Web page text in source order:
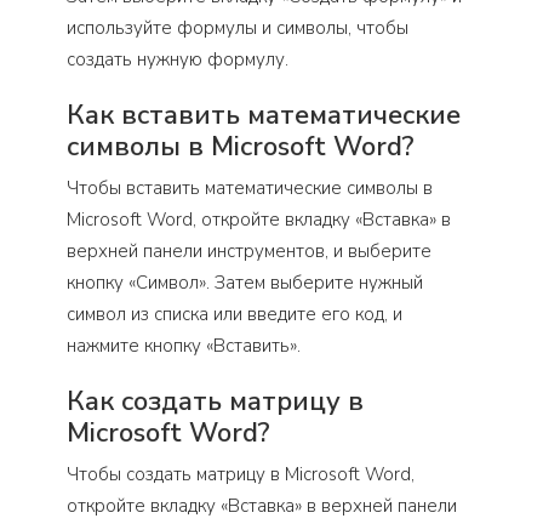
используйте формулы и символы, чтобы
создать нужную формулу.
Как вставить математические
символы в Microsoft Word?
Чтобы вставить математические символы в
Microsoft Word, откройте вкладку «Вставка» в
верхней панели инструментов, и выберите
кнопку «Символ». Затем выберите нужный
символ из списка или введите его код, и
нажмите кнопку «Вставить».
Как создать матрицу в
Microsoft Word?
Чтобы создать матрицу в Microsoft Word,
откройте вкладку «Вставка» в верхней панели